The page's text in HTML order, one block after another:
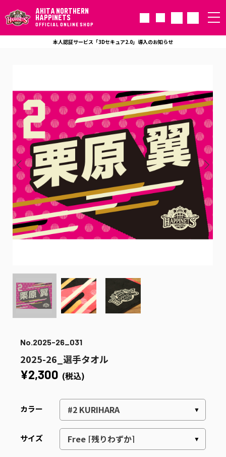
AKITA NORTHERN
HAPPINETS
OFFICIAL ONLINE SHOP
本人認証サービス「3Dセキュア2.0」導入のお知らせ
No.2025-26_031
2025-26_選手タオル
¥2,300 (税込)
カラー
サイズ